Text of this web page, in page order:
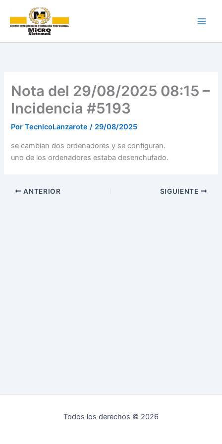
contenido
Nota del 29/08/2025 08:15 –
Incidencia #5193
PorTecnicoLanzarote/ 29/08/2025
se cambian dos ordenadores y se configuran.
uno de los ordenadores estaba desenchufado.
ANTERIOR SIGUIENTE
Todos los derechos © 2026